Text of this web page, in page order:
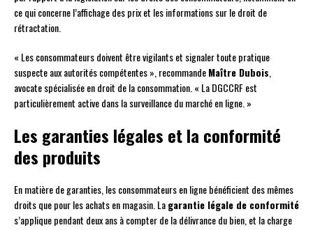
ce qui concerne l’affichage des prix et les informations sur le droit de
rétractation.
« Les consommateurs doivent être vigilants et signaler toute pratique
suspecte aux autorités compétentes », recommandeMaître Dubois
avocate spécialisée en droit de la consommation. « La DGCCRF est
particulièrement active dans la surveillance du marché en ligne. »
Les garanties légales et la conformité
des produits
En matière de garanties, les consommateurs en ligne bénéficient des mêmes
droits que pour les achats en magasin. Lagarantie légale de conformité
s’applique pendant deux ans à compter de la délivrance du bien, et la charge